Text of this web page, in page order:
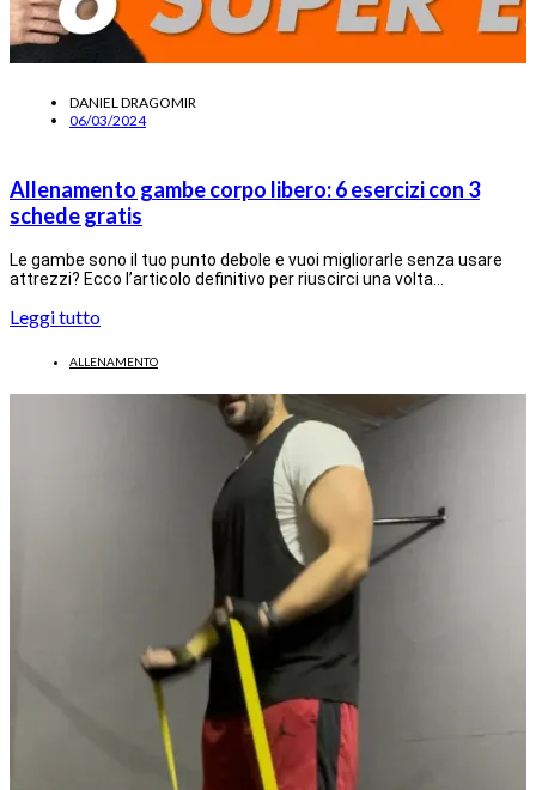
DANIEL DRAGOMIR
06/03/2024
Allenamento gambe corpo libero: 6 esercizi con 3
schede gratis
Le gambe sono il tuo punto debole e vuoi migliorarle senza usare
attrezzi? Ecco l’articolo definitivo per riuscirci una volta…
Leggi tutto
ALLENAMENTO